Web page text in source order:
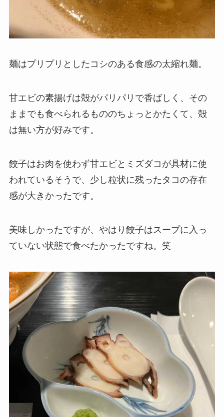
麺はプリプリとしたコシのある食感の太縮れ麺。
甘エビの素揚げは殻がパリパリで香ばしく、その
ままでも食べられるもののちょっとかたくて、殻
は無い方が好みです。
餃子はお肉を使わず甘エビとミズダコが具材に使
われているそうで、少し粒状に残ったタコの存在
感が大きかったです。
美味しかったですが、やはり餃子はスープに入っ
ていない状態で食べたかったですね。笑